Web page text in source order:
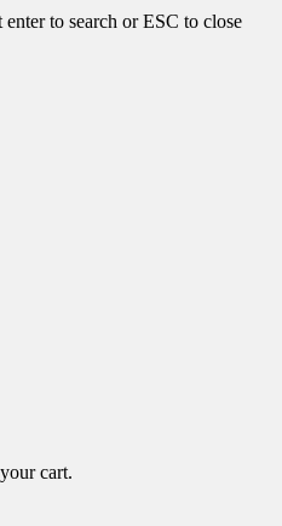
enter to search or ESC to close
cart.